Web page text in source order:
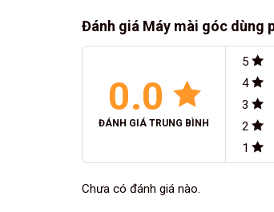
Đánh giá Máy mài góc dùng
0.0
ĐÁNH GIÁ TRUNG BÌNH
5
4
3
2
1
Chưa có đánh giá nào.